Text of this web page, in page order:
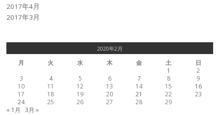
2017年4月
2017年3月
2020年2月
月 火 水 木 金 土
日
1
2
3
4 5 6 7 8
9
10
11 12 13 14 15
16
17
18 19 20 21 22
23
24
25 26 27 28
29
« 1月
3月 »